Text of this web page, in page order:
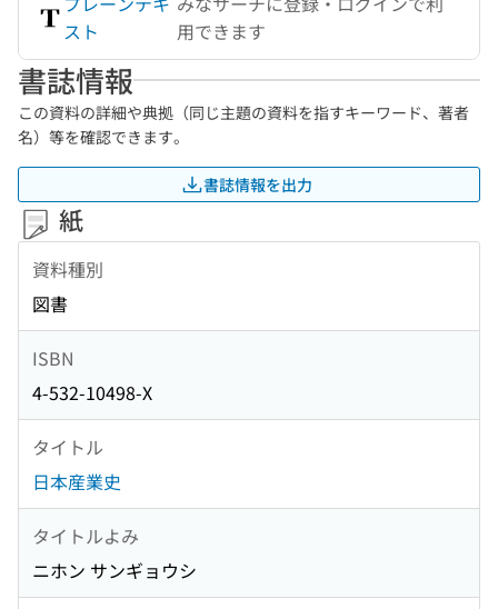
スト
用できます
書誌情報
この資料の詳細や典拠（同じ主題の資料を指すキーワード、著者
名）等を確認できます。
書誌情報を出力
紙
資料種別
図書
ISBN
4-532-10498-X
タイトル
日本産業史
タイトルよみ
ニホン サンギョウシ